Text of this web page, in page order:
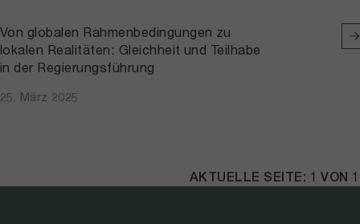
Von globalen Rahmenbedingungen zu
lokalen Realitäten: Gleichheit und Teilhabe
in der Regierungsführung
25. März 2025
AKTUELLE SEITE: 1 VON 1